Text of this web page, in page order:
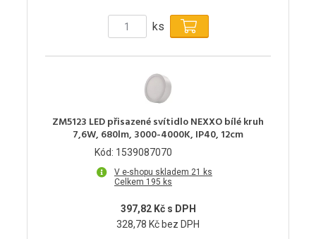
ks
ZM5123 LED přisazené svítidlo NEXXO bílé kruh
7,6W, 680lm, 3000-4000K, IP40, 12cm
Kód: 1539087070
V e-shopu skladem 21 ks
Celkem 195 ks
397,82 Kč s DPH
328,78 Kč bez DPH